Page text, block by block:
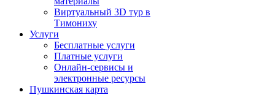
Виртуальный 3D тур в
Тимониху
Услуги
Бесплатные услуги
Платные услуги
Онлайн-сервисы и
электронные ресурсы
Пушкинская карта